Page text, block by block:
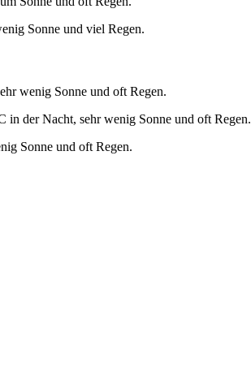
Sonne und viel Regen.
wenig Sonne und oft Regen.
in der Nacht, sehr wenig Sonne und oft Regen.
Sonne und oft Regen.